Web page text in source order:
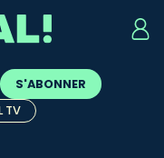
sont
S'ABONNER
TV